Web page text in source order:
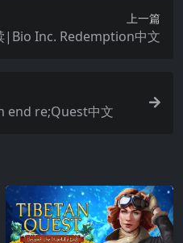
上一篇
|Bio Inc. Redemption中文
end re;Quest中文